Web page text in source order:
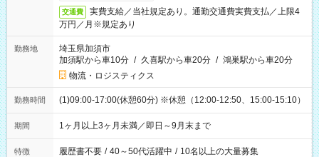
交通費
実費支給／当社規定あり。通勤交通費実費支払／上限4
万円／月※規定あり
勤務地
埼玉県加須市
加須駅から車10分 / 久喜駅から車20分 / 鴻巣駅から車20分
物流・ロジスティクス
勤務時間 (1)09:00-17:00(休憩60分) ※休憩（12:00-12:50、15:00-15:10）
期間 1ヶ月以上3ヶ月未満／即日～9月末まで
特徴 履歴書不要 / 40～50代活躍中 / 10名以上の大量募集